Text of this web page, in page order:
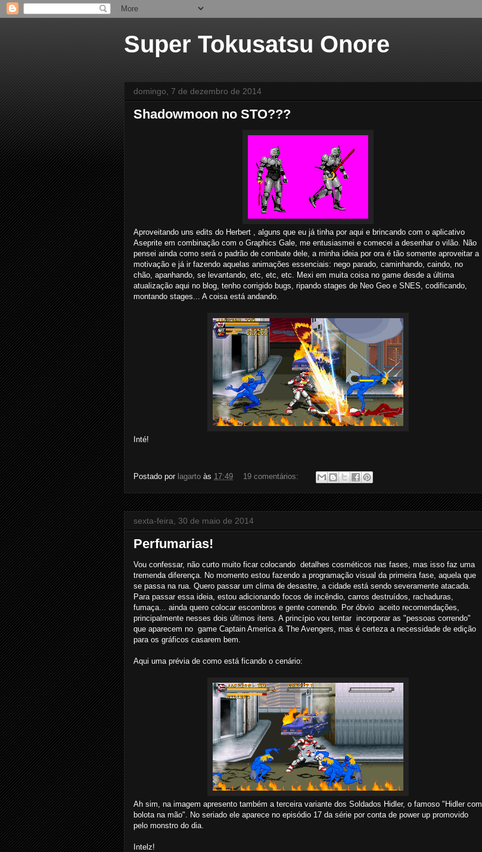
Super Tokusatsu Onore
domingo, 7 de dezembro de 2014
Shadowmoon no STO???
Aproveitando uns edits do Herbert , alguns que eu já tinha por aqui e brincando com o aplicativo
Aseprite em combinação com o Graphics Gale, me entusiasmei e comecei a desenhar o vilão. Não
pensei ainda como será o padrão de combate dele, a minha ideia por ora é tão somente aproveitar a
motivação e já ir fazendo aquelas animações essenciais: nego parado, caminhando, caindo, no
chão, apanhando, se levantando, etc, etc, etc. Mexi em muita coisa no game desde a última
atualização aqui no blog, tenho corrigido bugs, ripando stages de Neo Geo e SNES, codificando,
montando stages... A coisa está andando.
Inté!
Postado por lagarto às 17:49 19 comentários:
sexta-feira, 30 de maio de 2014
Perfumarias!
Vou confessar, não curto muito ficar colocando detalhes cosméticos nas fases, mas isso faz uma
tremenda diferença. No momento estou fazendo a programação visual da primeira fase, aquela que
se passa na rua. Quero passar um clima de desastre, a cidade está sendo severamente atacada.
Para passar essa ideia, estou adicionando focos de incêndio, carros destruídos, rachaduras,
fumaça... ainda quero colocar escombros e gente correndo. Por óbvio aceito recomendações,
principalmente nesses dois últimos itens. A princípio vou tentar incorporar as "pessoas correndo"
que aparecem no game Captain America & The Avengers, mas é certeza a necessidade de edição
para os gráficos casarem bem.
Aqui uma prévia de como está ficando o cenário:
Ah sim, na imagem apresento também a terceira variante dos Soldados Hidler, o famoso "Hidler com
bolota na mão". No seriado ele aparece no episódio 17 da série por conta de power up promovido
pelo monstro do dia.
Intelz!